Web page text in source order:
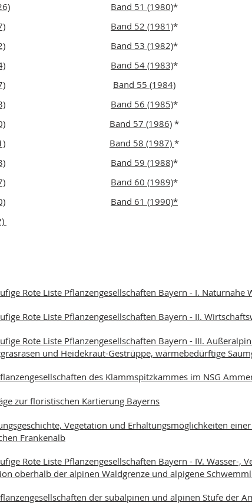
Band 51 (1980)*
Band 52 (1981)*
Band 53 (1982)*
Band 54 (1983)*
Band 55 (1984)
Band 56 (1985)*
Band 57 (1986) *
Band 58 (1987) *
Band 59 (1988)*
Band 60 (1989)*
Band 61 (1990)*
Rote Liste Pflanzengesellschaften Bayern - I. Naturnahe
Rote Liste Pflanzengesellschaften Bayern - II.
Rote Liste Pflanzengesellschaften Bayern - III.
und Heidekraut-Gestrüppe, wärmebedürftige
des Klammspitzkammes im NSG
zur floristischen Kartierung Bayerns
Vegetation und Erhaltungsmöglichkeiten
Frankenalb
Rote Liste Pflanzengesellschaften Bayern - IV. Wasser-,
oberhalb der alpinen Waldgrenze und alpigene
der subalpinen und alpinen Stufe der